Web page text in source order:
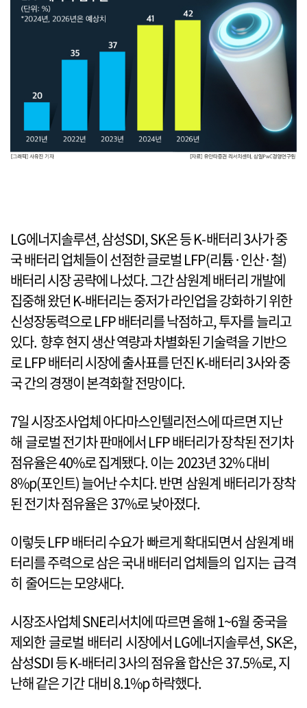
LG에너지솔루션, 삼성SDI, SK온 등 K-배터리 3사가 중
국 배터리 업체들이 선점한 글로벌 LFP(리튬·인산·철)
배터리 시장 공략에 나섰다. 그간 삼원계 배터리 개발에
집중해 왔던 K-배터리는 중저가 라인업을 강화하기 위한
신성장동력으로 LFP 배터리를 낙점하고, 투자를 늘리고
있다. 향후 현지 생산 역량과 차별화된 기술력을 기반으
로 LFP 배터리 시장에 출사표를 던진 K-배터리 3사와 중
국 간의 경쟁이 본격화할 전망이다.
7일 시장조사업체 아다마스인텔리전스에 따르면 지난
해 글로벌 전기차 판매에서 LFP 배터리가 장착된 전기차
점유율은 40%로 집계됐다. 이는 2023년 32% 대비
8%p(포인트) 늘어난 수치다. 반면 삼원계 배터리가 장착
된 전기차 점유율은 37%로 낮아졌다.
이렇듯 LFP 배터리 수요가 빠르게 확대되면서 삼원계 배
터리를 주력으로 삼은 국내 배터리 업체들의 입지는 급격
히 줄어드는 모양새다.
시장조사업체 SNE리서치에 따르면 올해 1~6월 중국을
제외한 글로벌 배터리 시장에서 LG에너지솔루션, SK온,
삼성SDI 등 K-배터리 3사의 점유율 합산은 37.5%로, 지
난해 같은 기간 대비 8.1%p 하락했다.